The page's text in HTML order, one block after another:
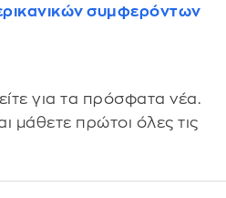
συμφερόντων
για τα πρόσφατα νέα.
μάθετε πρώτοι όλες τις